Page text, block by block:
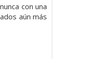
con una
aún más